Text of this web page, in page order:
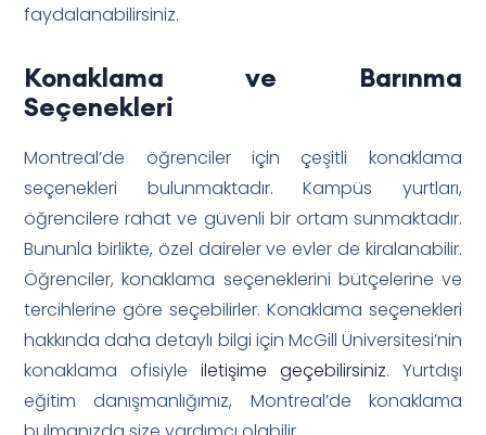
faydalanabilirsiniz.
Konaklama ve Barınma
Seçenekleri
Montreal’de öğrenciler için çeşitli konaklama
seçenekleri bulunmaktadır. Kampüs yurtları,
öğrencilere rahat ve güvenli bir ortam sunmaktadır.
Bununla birlikte, özel daireler ve evler de kiralanabilir.
Öğrenciler, konaklama seçeneklerini bütçelerine ve
tercihlerine göre seçebilirler. Konaklama seçenekleri
hakkında daha detaylı bilgi için McGill Üniversitesi’nin
konaklama ofisiyle iletişime geçebilirsiniz. Yurtdışı
eğitim danışmanlığımız, Montreal’de konaklama